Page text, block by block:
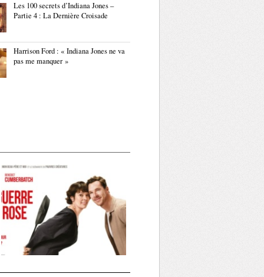
Les 100 secrets d’Indiana Jones –
Partie 4 : La Dernière Croisade
Harrison Ford : « Indiana Jones ne va
pas me manquer »